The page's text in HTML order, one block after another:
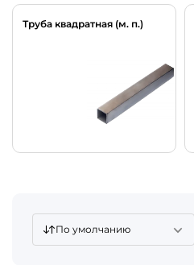
Труба квадратная (м. п.)
По умолчанию